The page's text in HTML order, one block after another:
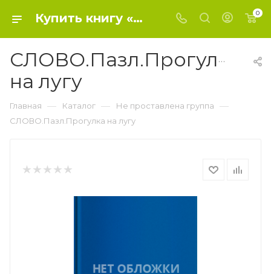
Купить книгу «СЛОВО.Пазл.Прогулка на лугу» 0, - Не проставлена группа 0
СЛОВО.Пазл.Прогулка
на лугу
Главная — Каталог — Не проставлена группа —
СЛОВО.Пазл.Прогулка на лугу